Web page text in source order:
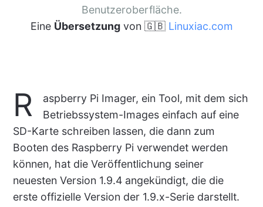
Benutzeroberfläche.
Eine Übersetzungvon 🇬🇧 Linuxiac.com
R
aspberry Pi Imager, ein Tool, mit dem sich
Betriebssystem-Images einfach auf eine
SD-Karte schreiben lassen, die dann zum
Booten des Raspberry Pi verwendet werden
können, hat die Veröffentlichung seiner
neuesten Version 1.9.4 angekündigt, die die
erste offizielle Version der 1.9.x-Serie darstellt.